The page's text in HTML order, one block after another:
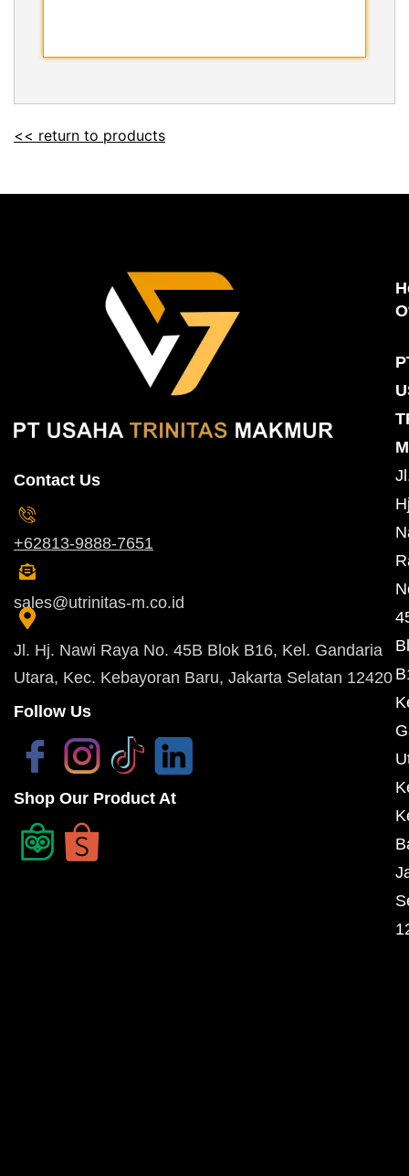
<< return to products
Contact Us
+62813-9888-7651
sales@utrinitas-m.co.id
Jl. Hj. Nawi Raya No. 45B Blok B16, Kel. Gandaria
Utara, Kec. Kebayoran Baru, Jakarta Selatan 12420
Follow Us
Shop Our Product At